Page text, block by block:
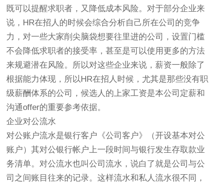
既可以提醒求职者，又降低成本风险。对于部分企业来
说，HR在招人的时候会综合分析自己所在公司的竞争
力，对一些大家削尖脑袋想要往里进的公司，设置门槛
不会降低求职者的接受率，甚至是可以使用更多的方法
来规避潜在风险。所以对这些企业来说，薪资一般除了
根据能力体现，所以HR在招人时候，尤其是那些没有职
级薪酬体系的公司，候选人的上家工资是本公司定薪和
沟通offer的重要参考依据。
企业对公流水
对公账户流水是银行客户《公司客户》（开设基本对公
账户）其对公银行帐户上一段时间与银行发生存取款业
务清单。对公流水也叫公司流水，说白了就是公司与公
司之间账目往来的记录。这样流水和私人流水很不同，